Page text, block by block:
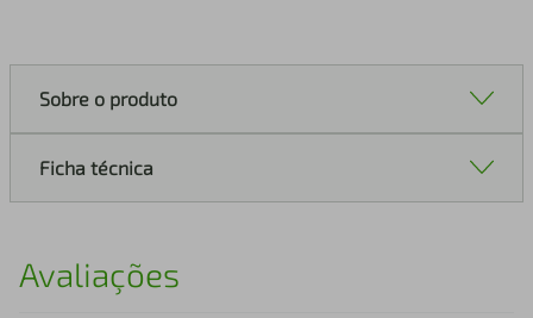
Sobre o produto
Ficha técnica
Avaliações